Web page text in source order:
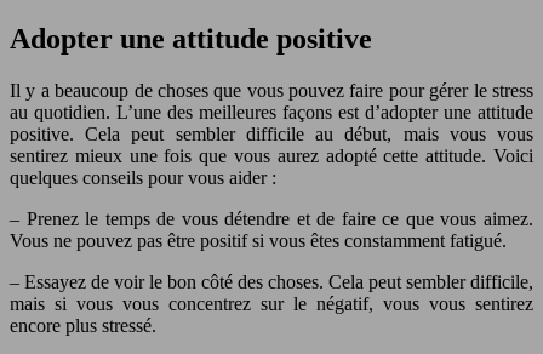
Adopter une attitude positive
Il y a beaucoup de choses que vous pouvez faire pour gérer le stress
au quotidien. L’une des meilleures façons est d’adopter une attitude
positive. Cela peut sembler difficile au début, mais vous vous
sentirez mieux une fois que vous aurez adopté cette attitude. Voici
quelques conseils pour vous aider :
– Prenez le temps de vous détendre et de faire ce que vous aimez.
Vous ne pouvez pas être positif si vous êtes constamment fatigué.
– Essayez de voir le bon côté des choses. Cela peut sembler difficile,
mais si vous vous concentrez sur le négatif, vous vous sentirez
encore plus stressé.